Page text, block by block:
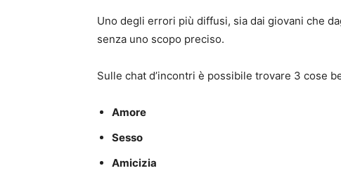
Uno degli errori più diffusi, sia dai giovani che
senza uno scopo preciso.
Sulle chat d’incontri è possibile trovare 3 cose
Amore
Sesso
Amicizia